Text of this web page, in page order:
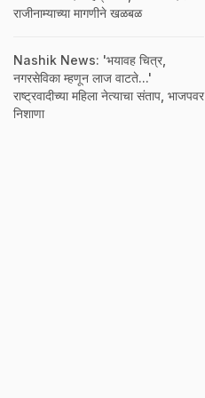
राजीनाम्याच्या मागणीने खळबळ
Nashik News: 'भयावह चित्र,
नगरसेविका म्हणून लाज वाटते...'
राष्ट्रवादीच्या महिला नेत्याचा संताप, भाजपवर
निशाणा